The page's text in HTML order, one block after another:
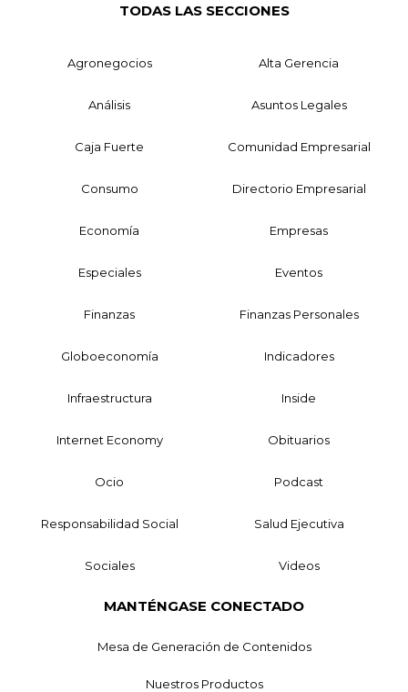
TODAS LAS SECCIONES
Agronegocios Alta Gerencia
Análisis Asuntos Legales
Caja Fuerte Comunidad Empresarial
Consumo Directorio Empresarial
Economía Empresas
Especiales Eventos
Finanzas Finanzas Personales
Globoeconomía Indicadores
Infraestructura Inside
Internet Economy Obituarios
Ocio Podcast
Responsabilidad Social Salud Ejecutiva
Sociales Videos
MANTÉNGASE CONECTADO
Mesa de Generación de Contenidos
Nuestros Productos